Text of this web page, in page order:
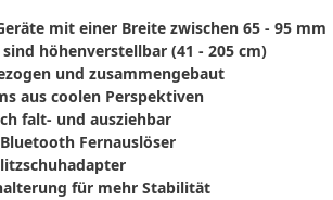
mit einer Breite zwischen 65 - 95 mm
höhenverstellbar (41 - 205 cm)
und zusammengebaut
aus coolen Perspektiven
falt- und ausziehbar
Fernauslöser
für mehr Stabilität